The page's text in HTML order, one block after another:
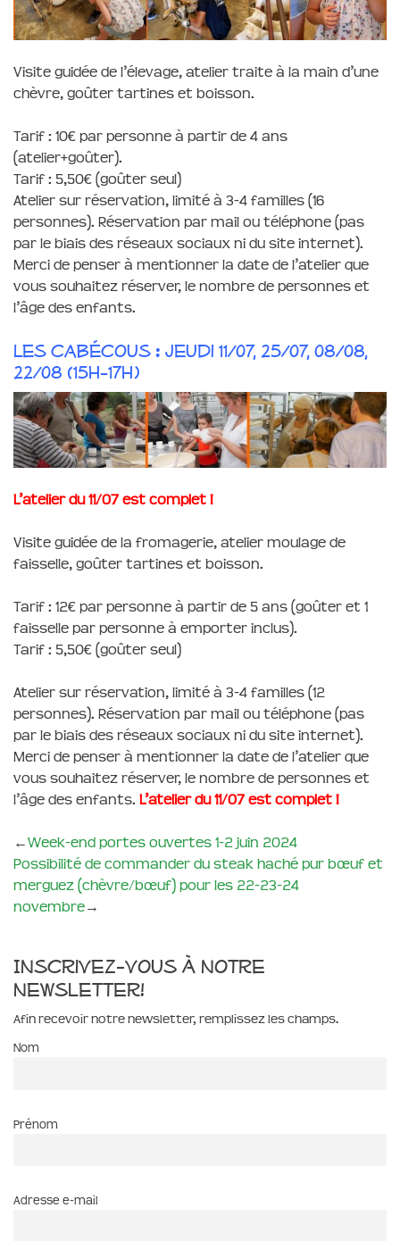
Visite guidée de l’élevage, atelier traite à la main d’une
chèvre, goûter tartines et boisson.
Tarif : 10€ par personne à partir de 4 ans
(atelier+goûter).
Tarif : 5,50€ (goûter seul)
Atelier sur réservation, limité à 3-4 familles (16
personnes). Réservation par mail ou téléphone (pas
par le biais des réseaux sociaux ni du site internet).
Merci de penser à mentionner la date de l’atelier que
vous souhaitez réserver, le nombre de personnes et
l’âge des enfants.
Les cabécous : jeudi 11/07, 25/07, 08/08,
22/08 (15h-17h)
L’atelier du 11/07 est complet !
Visite guidée de la fromagerie, atelier moulage de
faisselle, goûter tartines et boisson.
Tarif : 12€ par personne à partir de 5 ans (goûter et 1
faisselle par personne à emporter inclus).
Tarif : 5,50€ (goûter seul)
Atelier sur réservation, limité à 3-4 familles (12
personnes). Réservation par mail ou téléphone (pas
par le biais des réseaux sociaux ni du site internet).
Merci de penser à mentionner la date de l’atelier que
vous souhaitez réserver, le nombre de personnes et
l’âge des enfants. L’atelier du 11/07 est complet !
←Week-end portes ouvertes 1-2 juin 2024
Possibilité de commander du steak haché pur bœuf et
merguez (chèvre/bœuf) pour les 22-23-24
novembre→
Inscrivez-vous à notre
newsletter!
Afin recevoir notre newsletter, remplissez les champs.
Nom
Prénom
Adresse e-mail